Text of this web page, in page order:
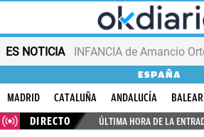
ES NOTICIA INFANCIA de Amancio
ESPAÑA
MADRID CATALUÑA ANDALUCÍA
DIRECTO
ÚLTIMA HORA DE LA